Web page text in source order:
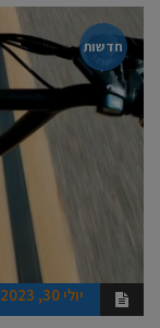
חדשות
יולי 30, 2023